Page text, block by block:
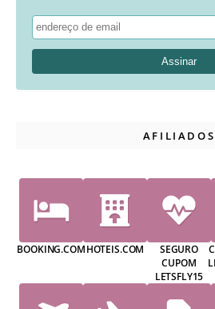
AFILIADOS
BOOKING.COMHOTEIS.COM
SEGURO
CUPOM
LETSFLY15